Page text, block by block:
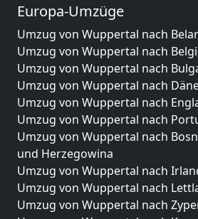
Europa-Umzüge
Umzug von Wuppertal nach
Umzug von Wuppertal nach
Umzug von Wuppertal nach
Umzug von Wuppertal nach
Umzug von Wuppertal nach
Umzug von Wuppertal nach
Umzug von Wuppertal nach
und Herzegowina
Umzug von Wuppertal nach
Umzug von Wuppertal nach
Umzug von Wuppertal nach